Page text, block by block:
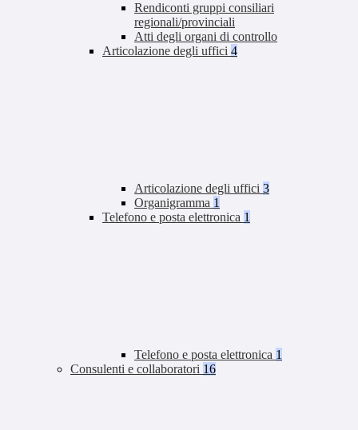
Rendiconti gruppi consiliari
regionali/provinciali
Atti degli organi di controllo
Articolazione degli uffici 4
Articolazione degli uffici 3
Organigramma 1
Telefono e posta elettronica 1
Telefono e posta elettronica 1
Consulenti e collaboratori 16